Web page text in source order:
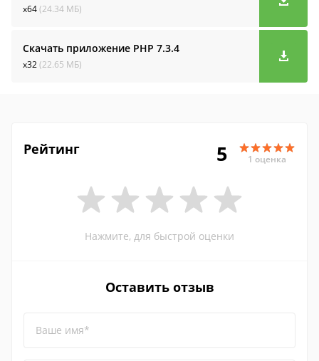
x64(24.34 МБ)
Скачать приложение PHP 7.3.4
x32(22.65 МБ)
Рейтинг 5 1 оценка
Нажмите, для быстрой оценки
Оставить отзыв
Ваше имя*